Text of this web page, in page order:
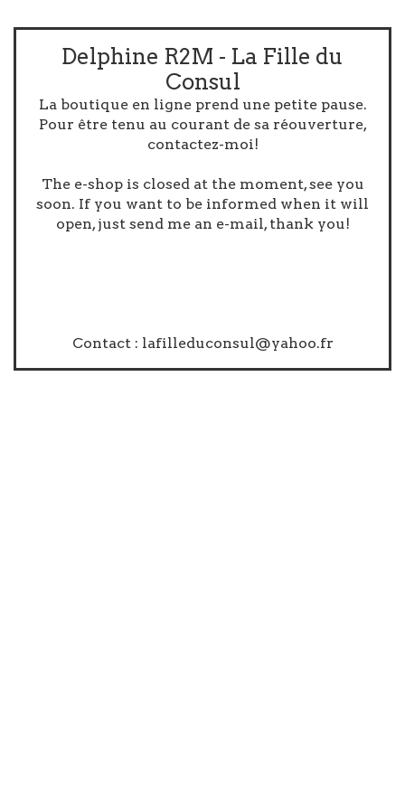
Delphine R2M - La Fille du
Consul
La boutique en ligne prend une petite pause.
Pour être tenu au courant de sa réouverture,
contactez-moi!
The e-shop is closed at the moment, see you
soon. If you want to be informed when it will
open, just send me an e-mail, thank you!
Contact : lafilleduconsul@yahoo.fr